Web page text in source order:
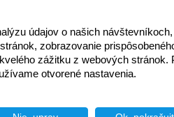
údajov o našich
zobrazovanie
zážitku z webových stránok.
otvorené nastavenia.